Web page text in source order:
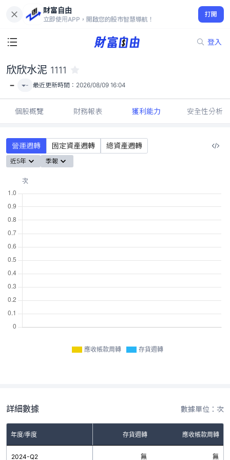
財富自由
立即使用APP，開啟您的股市智慧導航！
打開
登入
-
欣欣水泥 1111
- - 最近更新時間： 2026/08/09 16:04
個股概覽 財務報表 獲利能力 安全性分析
營運週轉 固定資產週轉 總資產週轉
近5年 季報
應收帳款周轉 存貨週轉
詳細數據 數據單位：次
年度/季度 存貨週轉 應收帳款周轉
2024-Q2 無 無